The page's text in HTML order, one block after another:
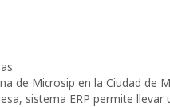
de Microsip en la Ciudad de
, sistema ERP permite